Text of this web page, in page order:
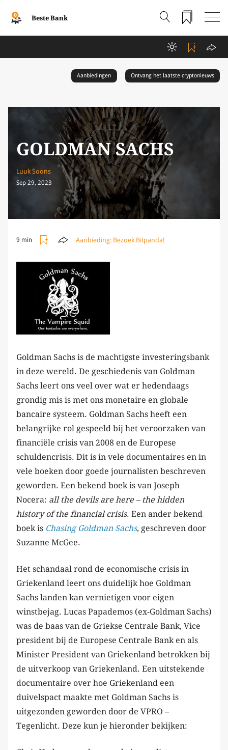
Beste Bank
Aanbiedingen Ontvang het laatste cryptonieuws
GOLDMAN SACHS
Luuk Soons
Sep 29, 2023
9 min Aanbieding: Bezoek Bitpanda!
Goldman Sachs is de machtigste investeringsbank
in deze wereld. De geschiedenis van Goldman
Sachs leert ons veel over wat er hedendaags
grondig mis is met ons monetaire en globale
bancaire systeem. Goldman Sachs heeft een
belangrijke rol gespeeld bij het veroorzaken van
financiële crisis van 2008 en de Europese
schuldencrisis. Dit is in vele documentaires en in
vele boeken door goede journalisten beschreven
geworden. Een bekend boek is van Joseph
Nocera: all the devils are here – the hidden
history of the financial crisis. Een ander bekend
boek is Chasing Goldman Sachs, geschreven door
Suzanne McGee.
Het schandaal rond de economische crisis in
Griekenland leert ons duidelijk hoe Goldman
Sachs landen kan vernietigen voor eigen
winstbejag. Lucas Papademos (ex-Goldman Sachs)
was de baas van de Griekse Centrale Bank, Vice
president bij de Europese Centrale Bank en als
Minister President van Griekenland betrokken bij
de uitverkoop van Griekenland. Een uitstekende
documentaire over hoe Griekenland een
duivelspact maakte met Goldman Sachs is
uitgezonden geworden door de VPRO –
Tegenlicht. Deze kun je hieronder bekijken: